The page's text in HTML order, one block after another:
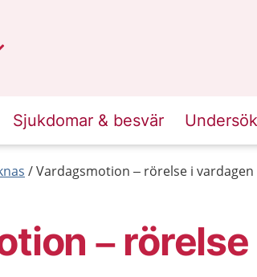
Sjukdomar & besvär
Vardagsmotion – rörelse i vardagen
– rörelse